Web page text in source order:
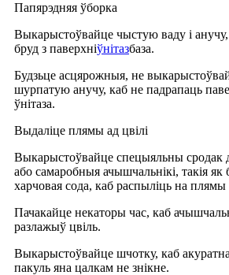
Папярэдняя ўборка
Выкарыстоўвайце чыстую ваду і
бруд з паверхніўнітазбаза.
Будзьце асцярожныя, не
шурпатую анучу, каб не падрапаць
ўнітаза.
Выдаліце ​​плямы ад цвілі
Выкарыстоўвайце спецыяльны сродак
або самаробныя ачышчальнікі, такія як
харчовая сода, каб распыліць на плямы
Пачакайце некаторы час, каб
разлажыў цвіль.
Выкарыстоўвайце шчотку, каб
пакуль яна цалкам не знікне.